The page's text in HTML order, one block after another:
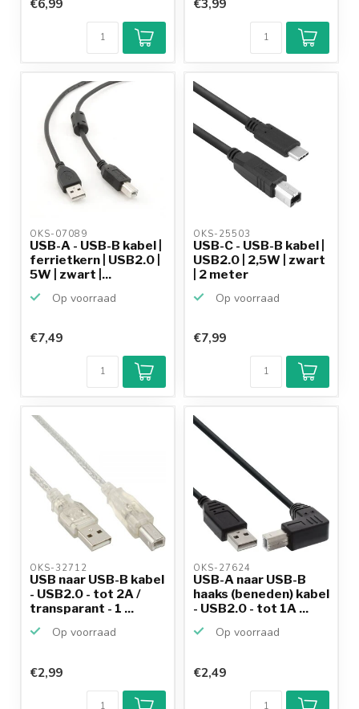
€6,99 €3,99
OKS-07089
USB-A - USB-B kabel |
ferrietkern | USB2.0 |
5W | zwart |...
Op voorraad
€7,49
OKS-25503
USB-C - USB-B kabel |
USB2.0 | 2,5W | zwart
| 2 meter
Op voorraad
€7,99
OKS-32712
USB naar USB-B kabel
- USB2.0 - tot 2A /
transparant - 1 ...
Op voorraad
€2,99
OKS-27624
USB-A naar USB-B
haaks (beneden) kabel
- USB2.0 - tot 1A ...
Op voorraad
€2,49